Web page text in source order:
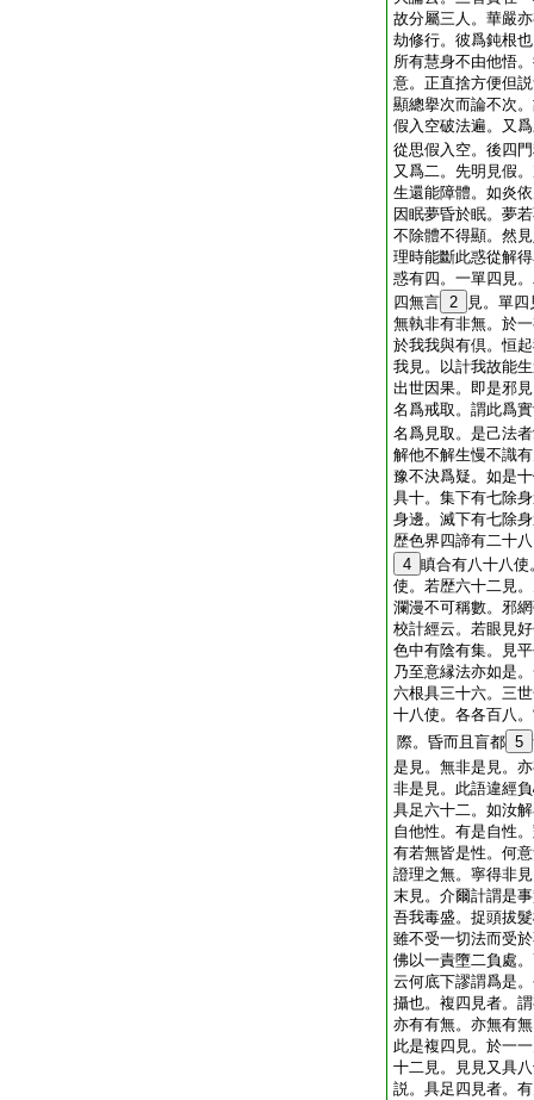
故分屬三人。華嚴
劫修行。彼爲鈍根
所有慧身不由他悟
意。正直捨方便但
顯總擧次而論不次
假入空破法遍。又
從思假入空。後四
又爲二。先明見假
生還能障體。如炎
因眠夢昏於眠。夢
不除體不得顯。然
理時能斷此惑從解
惑有四。一單四見
四無言 2
見。單
無執非有非無。於
於我我與有倶。恒
我見。以計我故能
出世因果。即是邪
名爲戒取。謂此爲
名爲見取。是己法
解他不解生慢不識
豫不決爲疑。如是
具十。集下有七除
身邊。滅下有七除
歴色界四諦有二十
4 瞋合有八十八
使。若歴六十二見
瀾漫不可稱數。邪
校計經云。若眼見
色中有陰有集。見
乃至意縁法亦如是
六根具三十六。三
十八使。各各百八
際。昏而且盲都 5
是見。無非是見。
非是見。此語違經
具足六十二。如汝
自他性。有是自性
有若無皆是性。何
證理之無。寧得非
末見。介爾計謂是
吾我毒盛。捉頭拔
雖不受一切法而受
佛以一責墮二負處
云何底下謬謂爲是
攝也。複四見者。
亦有有無。亦無有
此是複四見。於一
十二見。見見又具
説。具足四見者。